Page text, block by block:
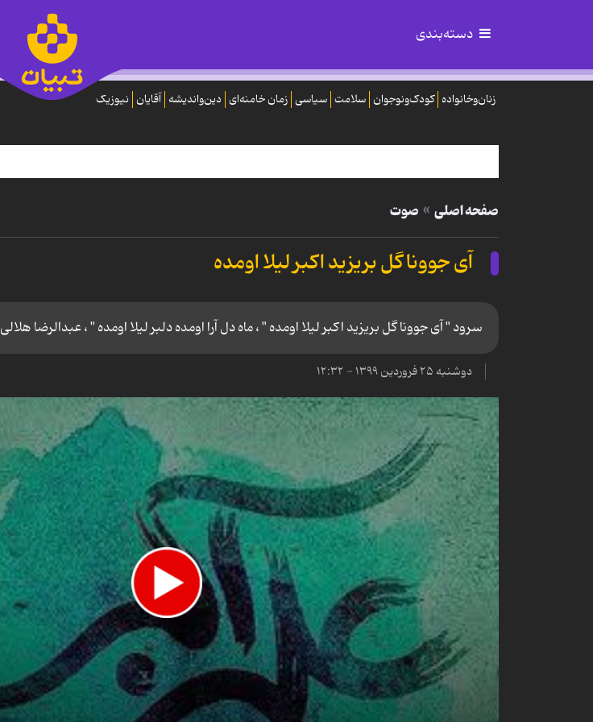
دسته‌بندی
زنان‌وخانواده کودک‌ونوجوان سلامت سیاسی زمان خامنه‌ای دین‌واندیشه آقایان نیوزیک
صفحه اصلی صوت
آی جوونا گل بریزید اکبر لیلا اومده
سرود " آی جوونا گل بریزید اکبر لیلا اومده " ، ماه دل آرا اومده دلبر لیلا اومده " ، عبدالرضا هلالی
دوشنبه ۲۵ فروردین ۱۳۹۹ - ۱۲:۳۲